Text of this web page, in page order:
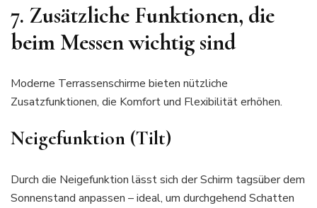
7. Zusätzliche Funktionen, die
beim Messen wichtig sind
Moderne Terrassenschirme bieten nützliche
Zusatzfunktionen, die Komfort und Flexibilität erhöhen.
Neigefunktion (Tilt)
Durch die Neigefunktion lässt sich der Schirm tagsüber dem
Sonnenstand anpassen – ideal, um durchgehend Schatten